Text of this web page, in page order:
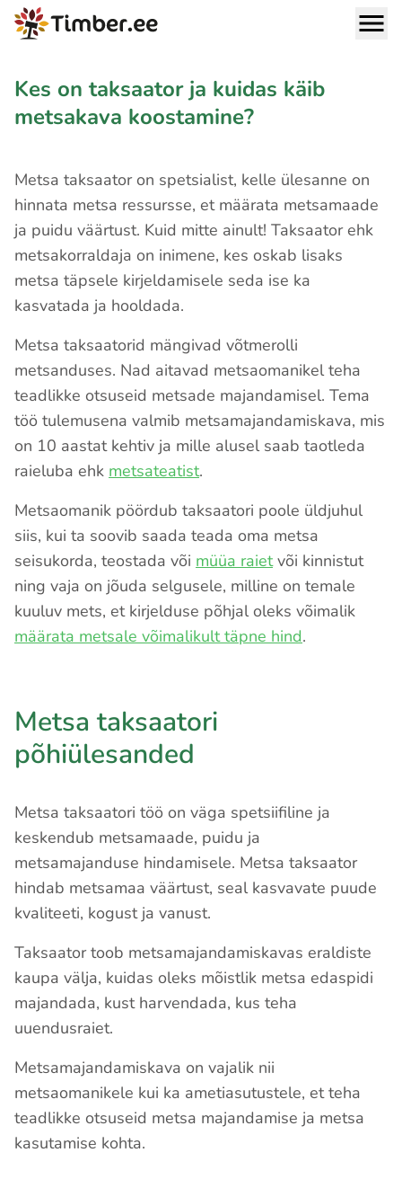
Kes on taksaator ja kuidas käib
metsakava koostamine?
Metsa taksaator on spetsialist, kelle ülesanne on
hinnata metsa ressursse, et määrata metsamaade
ja puidu väärtust. Kuid mitte ainult! Taksaator ehk
metsakorraldaja on inimene, kes oskab lisaks
metsa täpsele kirjeldamisele seda ise ka
kasvatada ja hooldada.
Metsa taksaatorid mängivad võtmerolli
metsanduses. Nad aitavad metsaomanikel teha
teadlikke otsuseid metsade majandamisel. Tema
töö tulemusena valmib metsamajandamiskava, mis
on 10 aastat kehtiv ja mille alusel saab taotleda
raieluba ehk metsateatist.
Metsaomanik pöördub taksaatori poole üldjuhul
siis, kui ta soovib saada teada oma metsa
seisukorda, teostada või müüa raietvõi kinnistut
ning vaja on jõuda selgusele, milline on temale
kuuluv mets, et kirjelduse põhjal oleks võimalik
määrata metsale võimalikult täpne hind.
Metsa taksaatori
põhiülesanded
Metsa taksaatori töö on väga spetsiifiline ja
keskendub metsamaade, puidu ja
metsamajanduse hindamisele. Metsa taksaator
hindab metsamaa väärtust, seal kasvavate puude
kvaliteeti, kogust ja vanust.
Taksaator toob metsamajandamiskavas eraldiste
kaupa välja, kuidas oleks mõistlik metsa edaspidi
majandada, kust harvendada, kus teha
uuendusraiet.
Metsamajandamiskava on vajalik nii
metsaomanikele kui ka ametiasutustele, et teha
teadlikke otsuseid metsa majandamise ja metsa
kasutamise kohta.